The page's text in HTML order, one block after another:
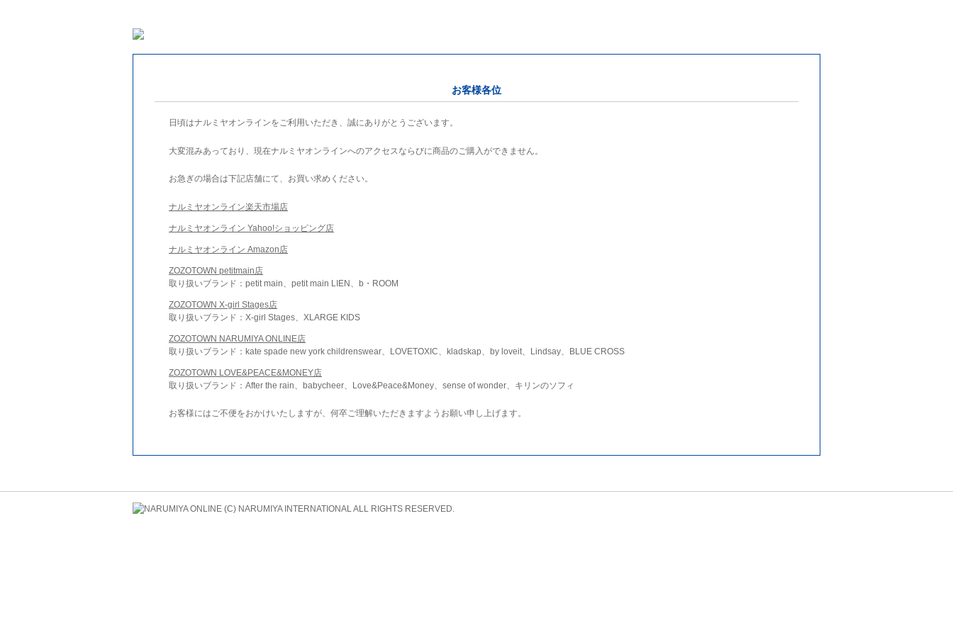
お客様各位
日頃はナルミヤオンラインをご利用いただき、誠にありがとうございます。
大変混みあっており、現在ナルミヤオンラインへのアクセスならびに商品のご購入ができません。
お急ぎの場合は下記店舗にて、お買い求めください。
ナルミヤオンライン楽天市場店
ナルミヤオンライン Yahoo!ショッピング店
ナルミヤオンライン Amazon店
ZOZOTOWN petitmain店
取り扱いブランド：petit main、petit main LIEN、b・ROOM
ZOZOTOWN X-girl Stages店
取り扱いブランド：X-girl Stages、XLARGE KIDS
ZOZOTOWN NARUMIYA ONLINE店
取り扱いブランド：kate spade new york childrenswear、LOVETOXIC、kladskap、by loveit、Lindsay、BLUE CROSS
ZOZOTOWN LOVE&PEACE&MONEY店
取り扱いブランド：After the rain、babycheer、Love&Peace&Money、sense of wonder、キリンのソフィ
お客様にはご不便をおかけいたしますが、何卒ご理解いただきますようお願い申し上げます。